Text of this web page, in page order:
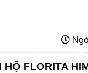
HỘ FLORITA